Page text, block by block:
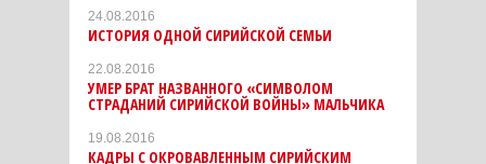
24.08.2016
ИСТОРИЯ ОДНОЙ СИРИЙСКОЙ СЕМЬИ
22.08.2016
УМЕР БРАТ НАЗВАННОГО «СИМВОЛОМ
СТРАДАНИЙ СИРИЙСКОЙ ВОЙНЫ» МАЛЬЧИКА
19.08.2016
КАДРЫ С ОКРОВАВЛЕННЫМ СИРИЙСКИМ